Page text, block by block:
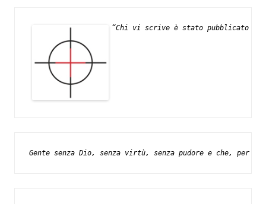
“Chi vi scrive è stato pubblicato su
Gente senza Dio, senza virtù, senza pudore e che, per